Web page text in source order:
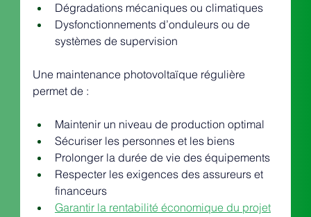
Dégradations mécaniques ou climatiques
Dysfonctionnements d’onduleurs ou de
systèmes de supervision
Une maintenance photovoltaïque régulière
permet de :
Maintenir un niveau de production optimal
Sécuriser les personnes et les biens
Prolonger la durée de vie des équipements
Respecter les exigences des assureurs et
financeurs
Garantir la rentabilité économique du projet